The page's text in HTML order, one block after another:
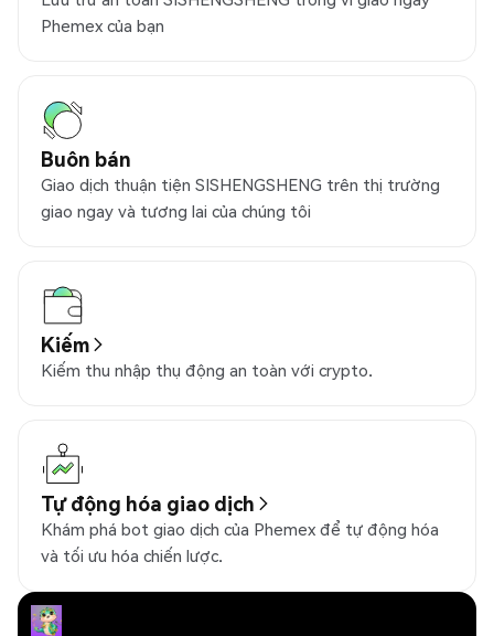
Phemex của bạn
Buôn bán
Giao dịch thuận tiện SISHENGSHENG trên thị trường
giao ngay và tương lai của chúng tôi
Kiếm
Kiếm thu nhập thụ động an toàn với crypto.
Tự động hóa giao dịch
Khám phá bot giao dịch của Phemex để tự động hóa
và tối ưu hóa chiến lược.